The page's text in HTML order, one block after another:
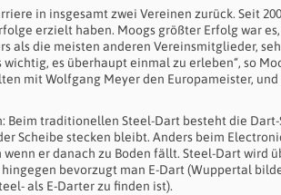
in insgesamt zwei Vereinen zurück. Seit
erzielt haben. Moogs größter Erfolg war
als die meisten anderen Vereinsmitglieder,
es überhaupt einmal zu erleben“, so
mit Wolfgang Meyer den Europameister,
traditionellen Steel-Dart besteht die Dart-
Scheibe stecken bleibt. Anders beim
er danach zu Boden fällt. Steel-Dart wird
bevorzugt man E-Dart (Wuppertal
als E-Darter zu finden ist).